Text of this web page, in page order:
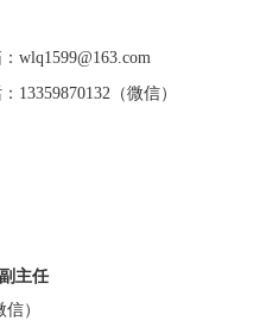
wlq1599@163.com
13359870132（微信）
主任
）